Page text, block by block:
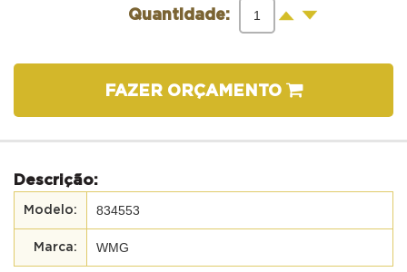
Quantidade: + -
FAZER ORÇAMENTO
Descrição:
834553
WMG